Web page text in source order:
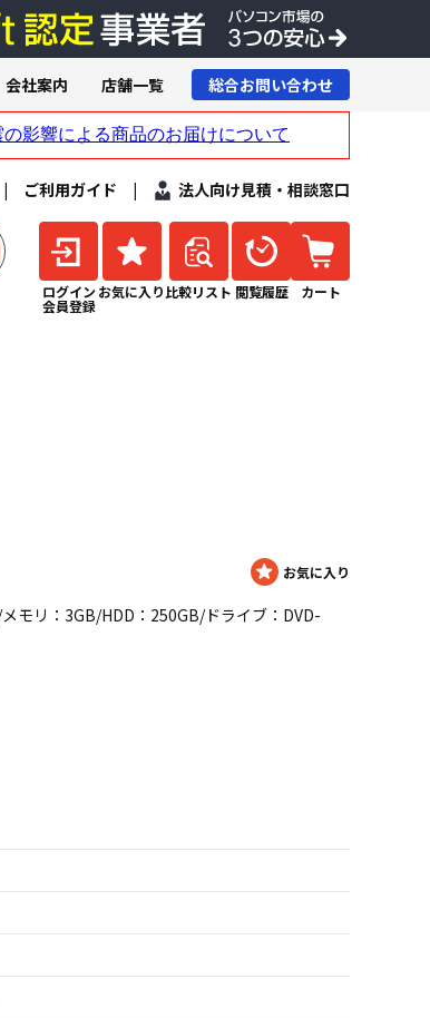
| ご利用ガイド | 法人向け見積・相談窓口
ログイン
会員登録
お気に入り 比較リスト 閲覧履歴 カート
会社案内 店舗一覧 総合お問い合わせ
モリ：3GB/HDD：250GB/ドライブ：DVD-